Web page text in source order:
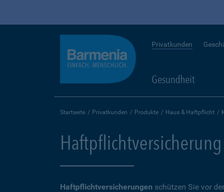
Privatkunden
Gesundheit
Startseite Privatkunden Produkte Haus & Haftpflicht
Haftpflichtversicherung
Haftpflichtversicherungen schützen Sie vor